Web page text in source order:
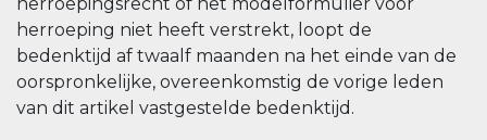
herroeping niet heeft verstrekt, loopt de
bedenktijd af twaalf maanden na het einde van de
oorspronkelijke, overeenkomstig de vorige leden
van dit artikel vastgestelde bedenktijd.